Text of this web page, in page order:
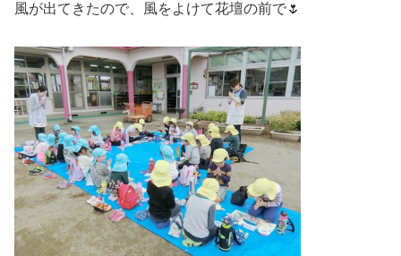
風が出てきたので、風をよけて花壇の前で🌷